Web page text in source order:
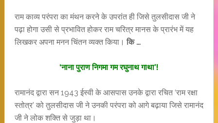
राम काव्य परंपरा का मंथन करने के उपरांत ही जिसे तुलसीदास जी ने
पढ़ा होगा उसी से प्रभावित होकर राम चरित्र मानस के प्रारंभ में यह
लिखकर अपना मनन चिंतन व्यक्त किया। कि …
‘नाना पुराण निगमा गम रघुनाथ गाथा’!
रामानंद द्वारा सन 1943 ईस्वी के आसपास उनके द्वारा रचित ‘राम रक्षा
स्तोत्र’ को तुलसीदास जी ने उनकी परंपरा को आगे बढ़ाया जिसे रामानंद
जी ने लोक शक्ति से जुड़ा था।